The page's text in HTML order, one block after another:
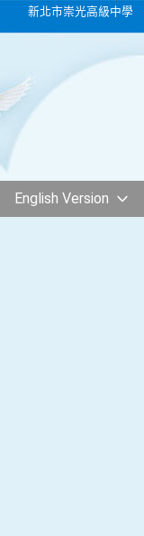
新北市崇光高級中學
English Version